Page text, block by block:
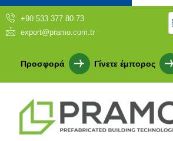
+90 533 377 80 73
export@pramo.com.tr
Προσφορά Γίνετε έμπορος